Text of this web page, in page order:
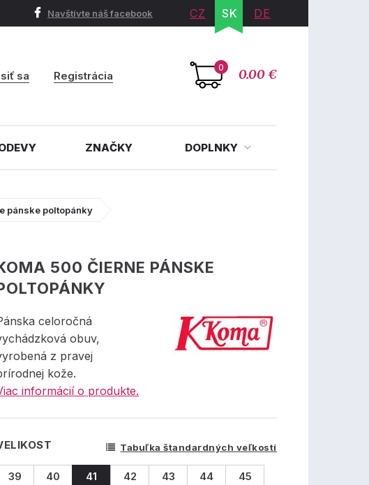
Navštívte náš facebook CZ SK DE
0 0.00 €
sa Registrácia
ZNAČKY DOPLNKY
pánske poltopánky
500 ČIERNE PÁNSKE
celoročná
obuv,
z pravej
kože.
informácií o produkte.
Tabuľka štandardných veľkostí
39 40 41 42 43 44 45